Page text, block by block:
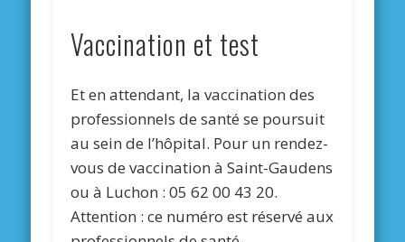
Vaccination et test
Et en attendant, la vaccination des
professionnels de santé se poursuit
au sein de l’hôpital. Pour un rendez-
vous de vaccination à Saint-Gaudens
ou à Luchon : 05 62 00 43 20.
Attention : ce numéro est réservé aux